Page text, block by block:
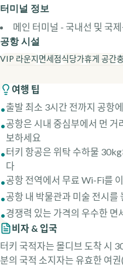
터미널 정보
메인 터미널 - 국내선 및 국제
공항 시설
VIP 라운지면세점식당가휴게 공간
여행 팁
•출발 최소 3시간 전까지 공항
•공항은 시내 중심부에서 먼 거
보하세요
•터키 항공은 위탁 수하물
다
•공항 전역에서 무료 Wi-Fi를
•공항 내 박물관과 미술 전시를
•경쟁력 있는 가격의 우수한
비자 & 입국
터키 국적자는 몰디브 도착 시
분의 국적 소지자는 유효한 여